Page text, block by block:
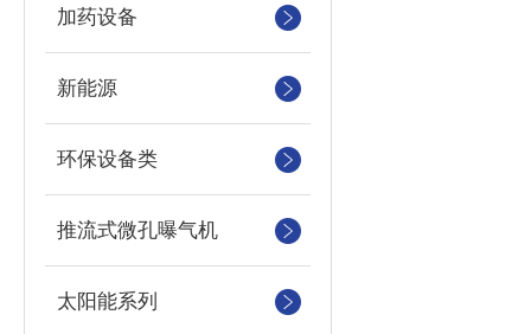
加药设备
新能源
环保设备类
推流式微孔曝气机
太阳能系列